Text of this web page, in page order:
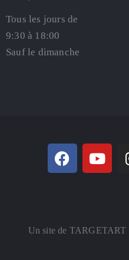
Tous les jours de
9:30 à 18:00
Sauf le dimanche
Un site de TARGETART